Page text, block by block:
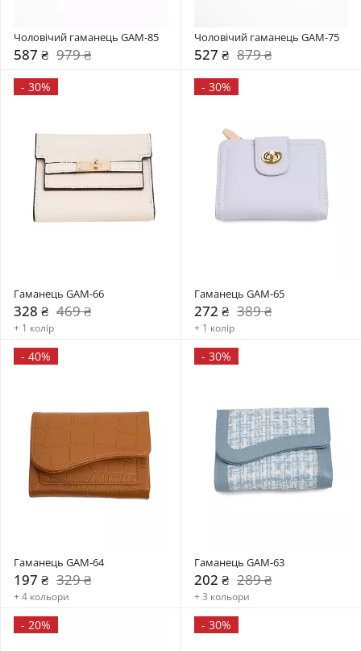
Чоловічий гаманець GAM-85
587 ₴ 979 ₴
Чоловічий гаманець GAM-75
527 ₴ 879 ₴
- 30%
Гаманець GAM-66
328 ₴ 469 ₴
+ 1 колір
- 30%
Гаманець GAM-65
272 ₴ 389 ₴
+ 1 колір
- 40%
Гаманець GAM-64
197 ₴ 329 ₴
+ 4 кольори
- 30%
Гаманець GAM-63
202 ₴ 289 ₴
+ 3 кольори
- 20% - 30%